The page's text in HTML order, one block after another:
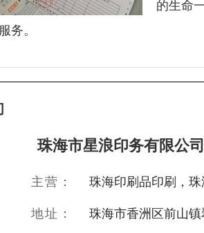
的生命
务。
珠海市星浪印务有限公司
主营：
珠海印刷品印刷，
地址：
珠海市香洲区前山